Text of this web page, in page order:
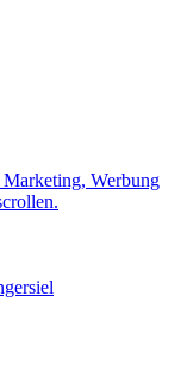
Werbung